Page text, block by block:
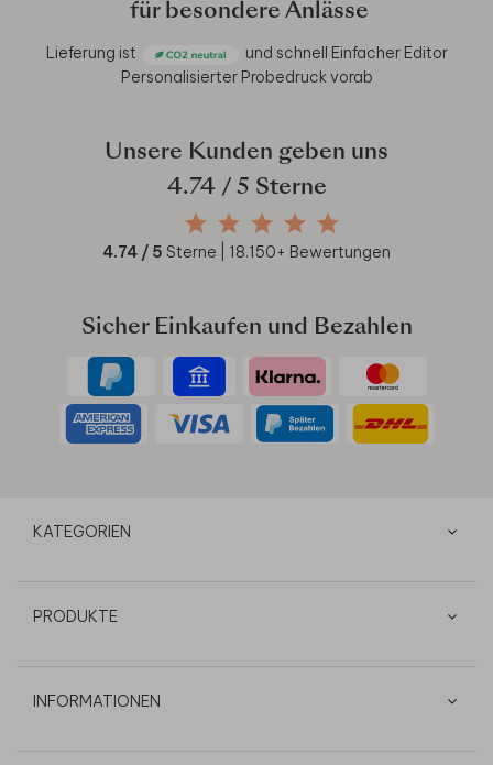
für besondere Anlässe
Lieferung ist und schnell Einfacher Editor
Personalisierter Probedruck vorab
Unsere Kunden geben uns
4.74/ 5 Sterne
4.74 / 5 Sterne | 18.150+ Bewertungen
Sicher Einkaufen und Bezahlen
KATEGORIEN
PRODUKTE
INFORMATIONEN